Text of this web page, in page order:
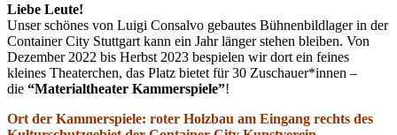
Liebe Leute!
Unser schönes von Luigi Consalvo gebautes Bühnenbildlager in der
Container City Stuttgart kann ein Jahr länger stehen bleiben. Von
Dezember 2022 bis Herbst 2023 bespielen wir dort ein feines
kleines Theaterchen, das Platz bietet für 30 Zuschauer*innen –
die “Materialtheater Kammerspiele”!
Ort der Kammerspiele: roter Holzbau am Eingang rechts des